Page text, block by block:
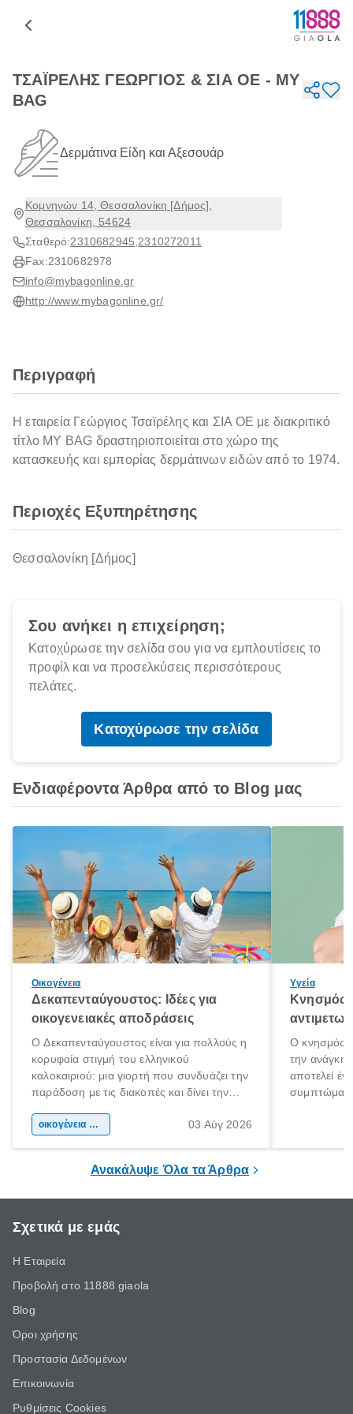
ΤΣΑΪΡΕΛΗΣ ΓΕΩΡΓΙΟΣ & ΣΙΑ ΟΕ - MY
BAG
Δερμάτινα Είδη και Αξεσουάρ
Κομνηνών 14, Θεσσαλονίκη [Δήμος],
Θεσσαλονίκη, 54624
Σταθερό:2310682945 2310272011
Fax:2310682978
info@mybagonline.gr
http://www.mybagonline.gr/
Περιγραφή
Η εταιρεία Γεώργιος Τσαϊρέλης και ΣΙΑ ΟΕ με διακριτικό
τίτλο MY BAG δραστηριοποιείται στο χώρο της
κατασκευής και εμπορίας δερμάτινων ειδών από το 1974.
Περιοχές Εξυπηρέτησης
Θεσσαλονίκη [Δήμος]
Σου ανήκει η επιχείρηση;
Κατοχύρωσε την σελίδα σου για να εμπλουτίσεις το
προφίλ και να προσελκύσεις περισσότερους
πελάτες.
Κατοχύρωσε την σελίδα
Ενδιαφέροντα Άρθρα από το Blog μας
Οικογένεια
Δεκαπενταύγουστος: Ιδέες για
οικογενειακές αποδράσεις
Ο Δεκαπενταύγουστος είναι για πολλούς η
κορυφαία στιγμή του ελληνικού
καλοκαιριού: μια γιορτή που συνδυάζει την
παράδοση με τις διακοπές και δίνει την
χώρας. Είτε πρόκειται για λίγες μέρες
οικογένεια & παιδί 03 Αύγ 2026
Υγεία
Κνησμός:
Ο κνησμός
την ανάγκη
αποτελεί
Ανακάλυψε Όλα τα Άρθρα
Σχετικά με εμάς
Η Εταιρεία
Προβολή στο 11888 giaola
Blog
Όροι χρήσης
Προστασία Δεδομένων
Επικοινωνία
Ρυθμίσεις Cookies